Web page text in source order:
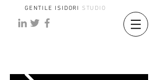
GENTILE ISIDORI STUDIO